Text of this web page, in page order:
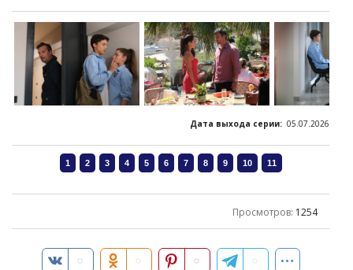
Дата выхода серии: 05.07.2026
Просмотров: 1254